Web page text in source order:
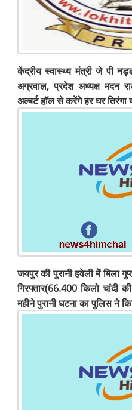
केंद्रीय स्वास्थ्य मंत्री जे पी
अग्रवाल, प्रदेश अध्यक्ष मदन
अल्बर्ट हॉल से करेंगे हर ​घर तिरंगा
जयपुर की पुरानी हवेली में मिला
गिरफ्तार(66.400 किलो चांदी
महीने पुरानी घटना का पुलिस ने